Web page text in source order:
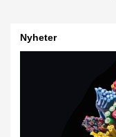
Nyheter